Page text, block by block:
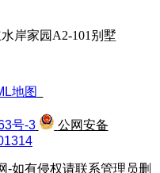
岸家园A2-101别墅
地图
号-3
公网安备
-如有侵权请联系管理员删